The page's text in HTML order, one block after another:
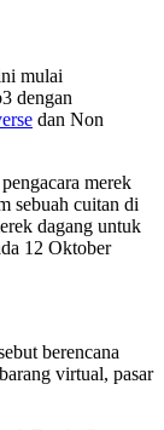
mulai
dengan
dan Non
merek
sebuah cuitan di
dagang untuk
12 Oktober
berencana
virtual, pasar